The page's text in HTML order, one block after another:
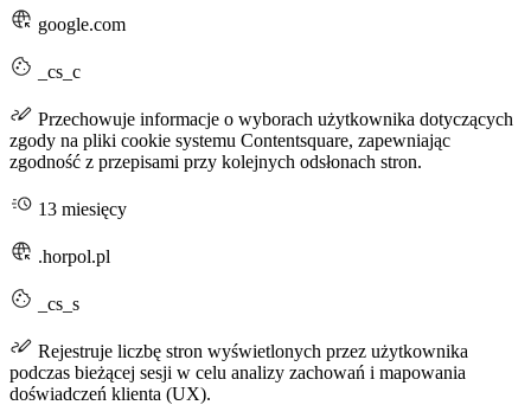
google.com
_cs_c
Przechowuje informacje o wyborach użytkownika dotyczących
zgody na pliki cookie systemu Contentsquare, zapewniając
zgodność z przepisami przy kolejnych odsłonach stron.
13 miesięcy
.horpol.pl
_cs_s
Rejestruje liczbę stron wyświetlonych przez użytkownika
podczas bieżącej sesji w celu analizy zachowań i mapowania
doświadczeń klienta (UX).